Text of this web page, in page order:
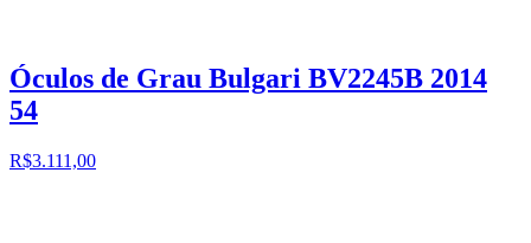
Óculos de Grau Bulgari BV2245B 2014
54
R$3.111,00